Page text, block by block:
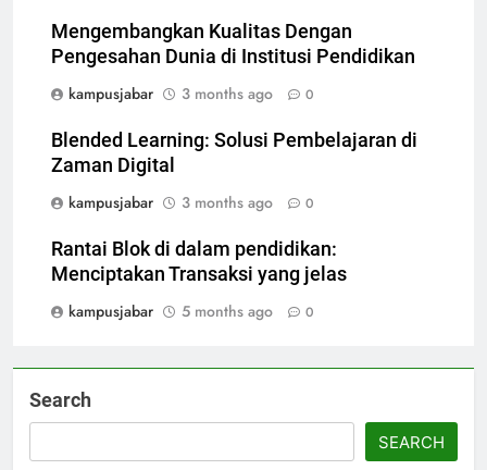
Mengembangkan Kualitas Dengan
Pengesahan Dunia di Institusi Pendidikan
kampusjabar
3 months ago 0
Blended Learning: Solusi Pembelajaran di
Zaman Digital
kampusjabar
3 months ago 0
Rantai Blok di dalam pendidikan:
Menciptakan Transaksi yang jelas
kampusjabar
5 months ago 0
Search
SEARCH